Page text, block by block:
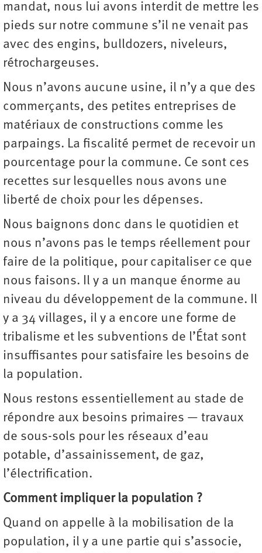
mandat, nous lui avons interdit de mettre les
pieds sur notre commune s’il ne venait pas
avec des engins, bulldozers, niveleurs,
rétrochargeuses.
Nous n’avons aucune usine, il n’y a que des
commerçants, des petites entreprises de
matériaux de constructions comme les
parpaings. La fiscalité permet de recevoir un
pourcentage pour la commune. Ce sont ces
recettes sur lesquelles nous avons une
liberté de choix pour les dépenses.
Nous baignons donc dans le quotidien et
nous n’avons pas le temps réellement pour
faire de la politique, pour capitaliser ce que
nous faisons. Il y a un manque énorme au
niveau du développement de la commune. Il
y a 34 villages, il y a encore une forme de
tribalisme et les subventions de l’État sont
insuffisantes pour satisfaire les besoins de
la population.
Nous restons essentiellement au stade de
répondre aux besoins primaires — travaux
de sous-sols pour les réseaux d’eau
potable, d’assainissement, de gaz,
l’électrification.
Comment impliquer la population ?
Quand on appelle à la mobilisation de la
population, il y a une partie qui s’associe,